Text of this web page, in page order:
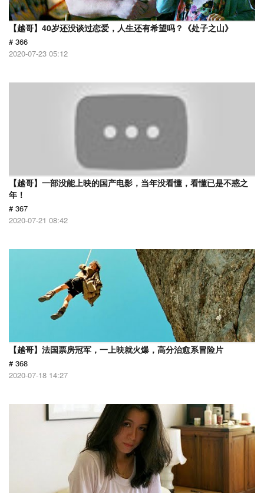
【越哥】40岁还没谈过恋爱，人生还有希望吗？《处子之山》
# 366
2020-07-23 05:12
【越哥】一部没能上映的国产电影，当年没看懂，看懂已是不惑之
年！
# 367
2020-07-21 08:42
【越哥】法国票房冠军，一上映就火爆，高分治愈系冒险片
# 368
2020-07-18 14:27